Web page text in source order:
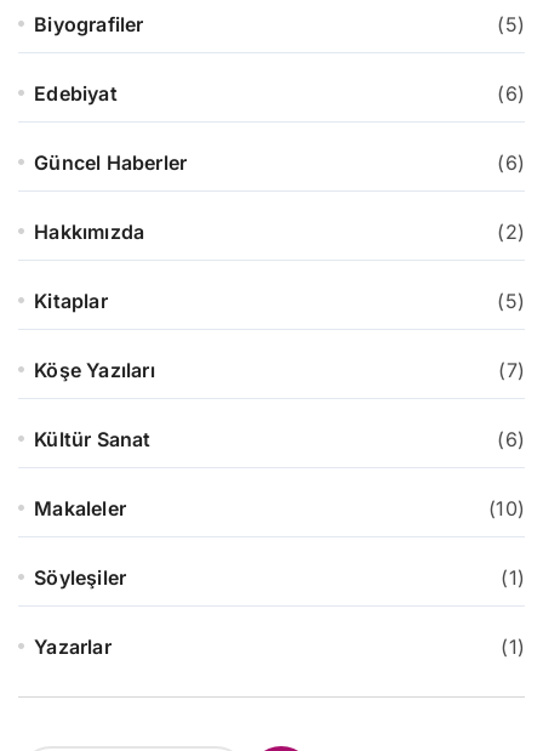
Biyografiler (5)
Edebiyat (6)
Güncel Haberler (6)
Hakkımızda (2)
Kitaplar (5)
Köşe Yazıları (7)
Kültür Sanat (6)
Makaleler (10)
Söyleşiler (1)
Yazarlar (1)